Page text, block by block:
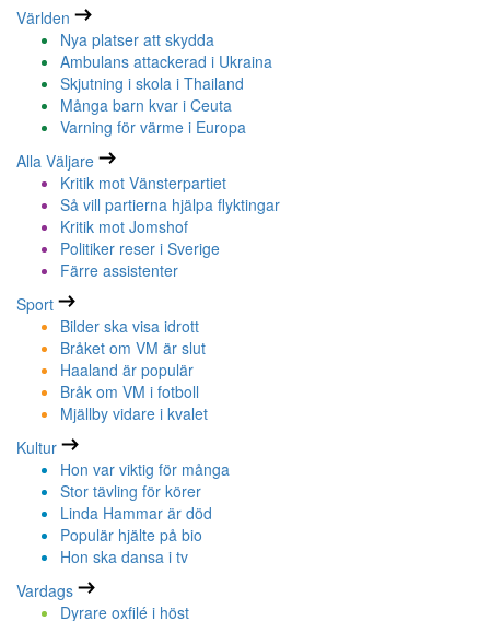
Världen
Nya platser att skydda
Ambulans attackerad i Ukraina
Skjutning i skola i Thailand
Många barn kvar i Ceuta
Varning för värme i Europa
Alla Väljare
Kritik mot Vänsterpartiet
Så vill partierna hjälpa flyktingar
Kritik mot Jomshof
Politiker reser i Sverige
Färre assistenter
Sport
Bilder ska visa idrott
Bråket om VM är slut
Haaland är populär
Bråk om VM i fotboll
Mjällby vidare i kvalet
Kultur
Hon var viktig för många
Stor tävling för körer
Linda Hammar är död
Populär hjälte på bio
Hon ska dansa i tv
Vardags
Dyrare oxfilé i höst